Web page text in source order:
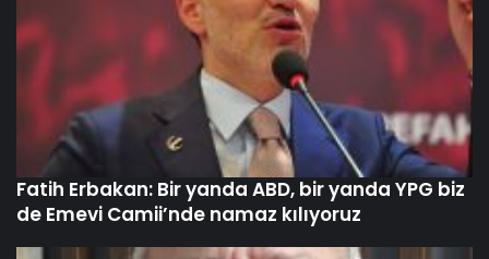
Fatih Erbakan: Bir yanda ABD, bir yanda YPG biz
de Emevi Camii’nde namaz kılıyoruz